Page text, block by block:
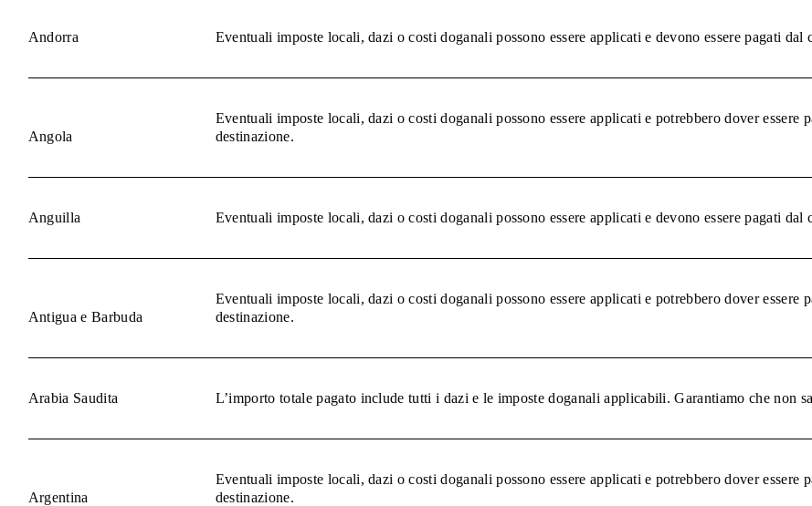
Andorra Eventuali imposte locali, dazi o costi doganali possono essere applicati e devono essere pagati
Angola
Eventuali imposte locali, dazi o costi doganali possono essere applicati e potrebbero dover essere
destinazione.
Anguilla Eventuali imposte locali, dazi o costi doganali possono essere applicati e devono essere pagati
Antigua e Barbuda
Eventuali imposte locali, dazi o costi doganali possono essere applicati e potrebbero dover essere
destinazione.
Arabia Saudita L’importo totale pagato include tutti i dazi e le imposte doganali applicabili. Garantiamo che non
Argentina
Eventuali imposte locali, dazi o costi doganali possono essere applicati e potrebbero dover essere
destinazione.